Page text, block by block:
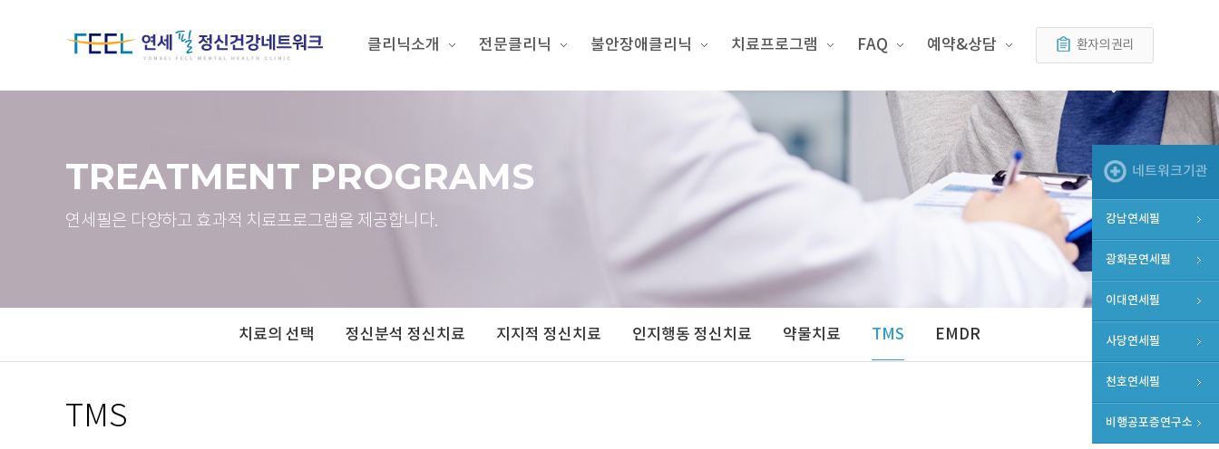
네트워크기관
강남연세필
광화문연세필
이대연세필
사당연세필
천호연세필
비행공포증연구소
클리닉소개 전문클리닉 불안장애클리닉 치료프로그램 FAQ 예약&상담 환자의 권리
TREATMENT PROGRAMS
연세필은 다양하고 효과적 치료프로그램을 제공합니다.
치료의 선택 정신분석 정신치료 지지적 정신치료 인지행동 정신치료 약물치료 TMS EMDR
TMS